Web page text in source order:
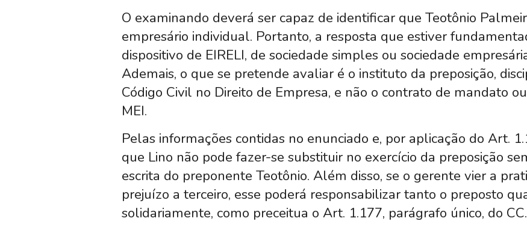
O examinando deverá ser capaz de identificar que Teotônio
empresário individual. Portanto, a resposta que estiver
dispositivo de EIRELI, de sociedade simples ou sociedade
Ademais, o que se pretende avaliar é o instituto da preposição,
Código Civil no Direito de Empresa, e não o contrato de mandato
MEI.
Pelas informações contidas no enunciado e, por aplicação do Art.
que Lino não pode fazer-se substituir no exercício da preposição
escrita do preponente Teotônio. Além disso, se o gerente vier a
prejuízo a terceiro, esse poderá responsabilizar tanto o preposto
solidariamente, como preceitua o Art. 1.177, parágrafo único, do CC.